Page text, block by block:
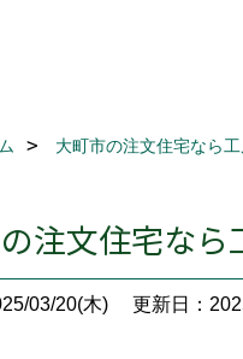
大町市の注文住宅なら
注文住宅なら
03/20(木) 更新日：